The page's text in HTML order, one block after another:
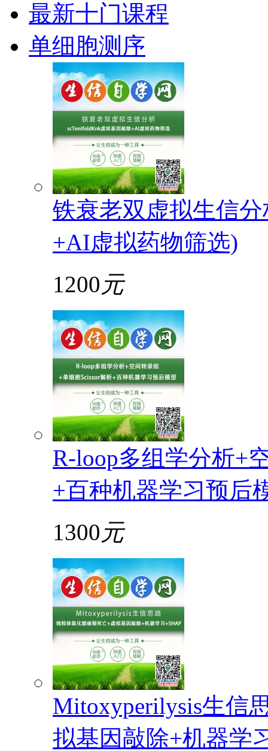
最新十门课程
单细胞测序
铁衰老双虚拟生信
+AI虚拟药物筛选)
1200 元
R-loop多组学分析+
+百种机器学习预后
1300 元
Mitoxyperilysis生信
拟基因敲除+机器学